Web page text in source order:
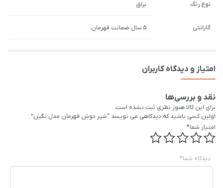
نوع رنگ براق
گارانتی 5 سال ضمانت قهرمان
امتیاز و دیدگاه کاربران
نقد و بررسی‌ها
برای این کالا هنوز نظری ثبت نشده است.
اولین کسی باشید که دیدگاهی می نویسد “شیر دوش قهرمان مدل نگین”
امتیاز شما*
دیدگاه شما*